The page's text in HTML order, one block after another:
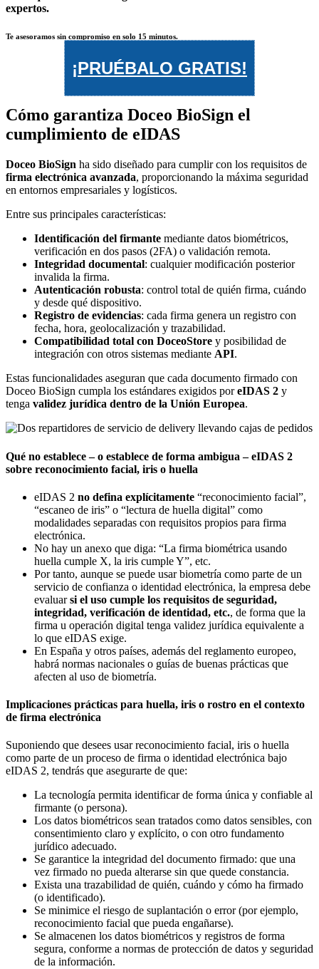
expertos.
Te asesoramos sin compromiso en solo 15 minutos.
¡PRUÉBALO GRATIS!
Cómo garantiza Doceo BioSign el
cumplimiento de eIDAS
Doceo BioSign ha sido diseñado para cumplir con los requisitos de
firma electrónica avanzada, proporcionando la máxima seguridad
en entornos empresariales y logísticos.
Entre sus principales características:
Identificación del firmante mediante datos biométricos,
verificación en dos pasos (2FA) o validación remota.
Integridad documental: cualquier modificación posterior
invalida la firma.
Autenticación robusta: control total de quién firma, cuándo
y desde qué dispositivo.
Registro de evidencias: cada firma genera un registro con
fecha, hora, geolocalización y trazabilidad.
Compatibilidad total con DoceoStore y posibilidad de
integración con otros sistemas mediante API.
Estas funcionalidades aseguran que cada documento firmado con
Doceo BioSign cumpla los estándares exigidos poreIDAS 2 y
tenga validez jurídica dentro de la Unión Europea.
Qué no establece – o establece de forma ambigua – eIDAS 2
sobre reconocimiento facial, iris o huella
eIDAS 2 no defina explícitamente “reconocimiento facial”,
“escaneo de iris” o “lectura de huella digital” como
modalidades separadas con requisitos propios para firma
electrónica.
No hay un anexo que diga: “La firma biométrica usando
huella cumple X, la iris cumple Y”, etc.
Por tanto, aunque se puede usar biometría como parte de un
servicio de confianza o identidad electrónica, la empresa debe
evaluarsi el uso cumple los requisitos de seguridad,
integridad, verificación de identidad, etc., de forma que la
firma u operación digital tenga validez jurídica equivalente a
lo que eIDAS exige.
En España y otros países, además del reglamento europeo,
habrá normas nacionales o guías de buenas prácticas que
afecten al uso de biometría.
Implicaciones prácticas para huella, iris o rostro en el contexto
de firma electrónica
Suponiendo que desees usar reconocimiento facial, iris o huella
como parte de un proceso de firma o identidad electrónica bajo
eIDAS 2, tendrás que asegurarte de que:
La tecnología permita identificar de forma única y confiable al
firmante (o persona).
Los datos biométricos sean tratados como datos sensibles, con
consentimiento claro y explícito, o con otro fundamento
jurídico adecuado.
Se garantice la integridad del documento firmado: que una
vez firmado no pueda alterarse sin que quede constancia.
Exista una trazabilidad de quién, cuándo y cómo ha firmado
(o identificado).
Se minimice el riesgo de suplantación o error (por ejemplo,
reconocimiento facial que pueda engañarse).
Se almacenen los datos biométricos y registros de forma
segura, conforme a normas de protección de datos y seguridad
de la información.